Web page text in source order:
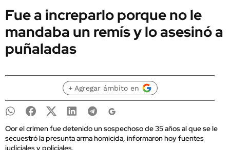
Fue a increparlo porque no le
mandaba un remís y lo asesinó a
puñaladas
+ Agregar ámbito en
Oor el crimen fue detenido un sospechoso de 35 años al que se le
secuestró la presunta arma homicida, informaron hoy fuentes
judiciales y policiales.